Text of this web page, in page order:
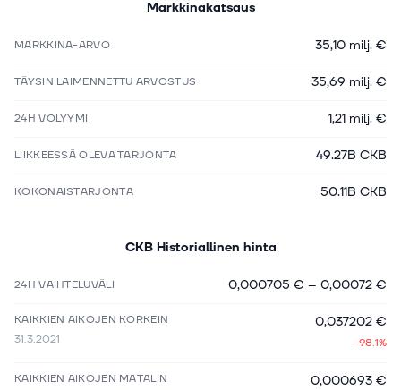
Markkinakatsaus
MARKKINA-ARVO 35,10 milj. €
TÄYSIN LAIMENNETTU ARVOSTUS 35,69 milj. €
24H VOLYYMI 1,21 milj. €
LIIKKEESSÄ OLEVA TARJONTA 49.27B CKB
KOKONAISTARJONTA 50.11B CKB
CKB Historiallinen hinta
24H VAIHTELUVÄLI 0,000705 € – 0,00072 €
KAIKKIEN AIKOJEN KORKEIN
31.3.2021
0,037202 €
-98.1%
KAIKKIEN AIKOJEN MATALIN
0,000693 €